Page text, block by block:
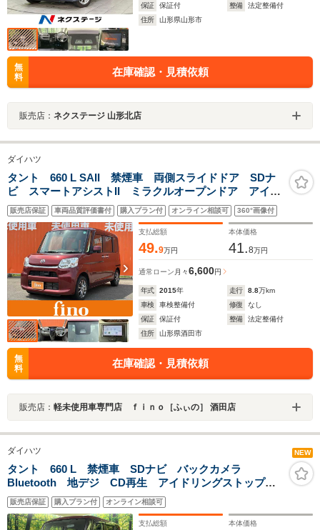
保証
保証付 整備
法定整備付
住所
山形県山形市
無
料
在庫確認・見積依頼
販売店： ネクステージ 山形北店
ダイハツ
タント 660 L SAII 禁煙車 両側スライドドア SDナ
ビ スマートアシストII ミラクルオープンドア アイド
リングストップ サンシェード マニュアルエアコン
ヘッドライトレベライザー キーレスキー 横滑り抑制
機能
販売店保証 車両品質評価書付 購入プラン付 オンライン相談可 360°画像付
支払総額
49.9万円
本体価格
41.8万円
通常ローン 月々6,600円
年式 2015年 走行 8.8万km
車検
車検整備付 修復
なし
保証
保証付 整備
法定整備付
住所
山形県酒田市
無
料
在庫確認・見積依頼
販売店： 軽未使用車専門店 ｆｉｎｏ［ふぃの］ 酒田店
ダイハツ NEW
タント 660 L 禁煙車 SDナビ バックカメラ
Bluetooth 地デジ CD再生 アイドリングストップ
電動格納ミラー 横滑り防止 ドアバイザー キーレス
販売店保証 購入プラン付 オンライン相談可
支払総額 本体価格